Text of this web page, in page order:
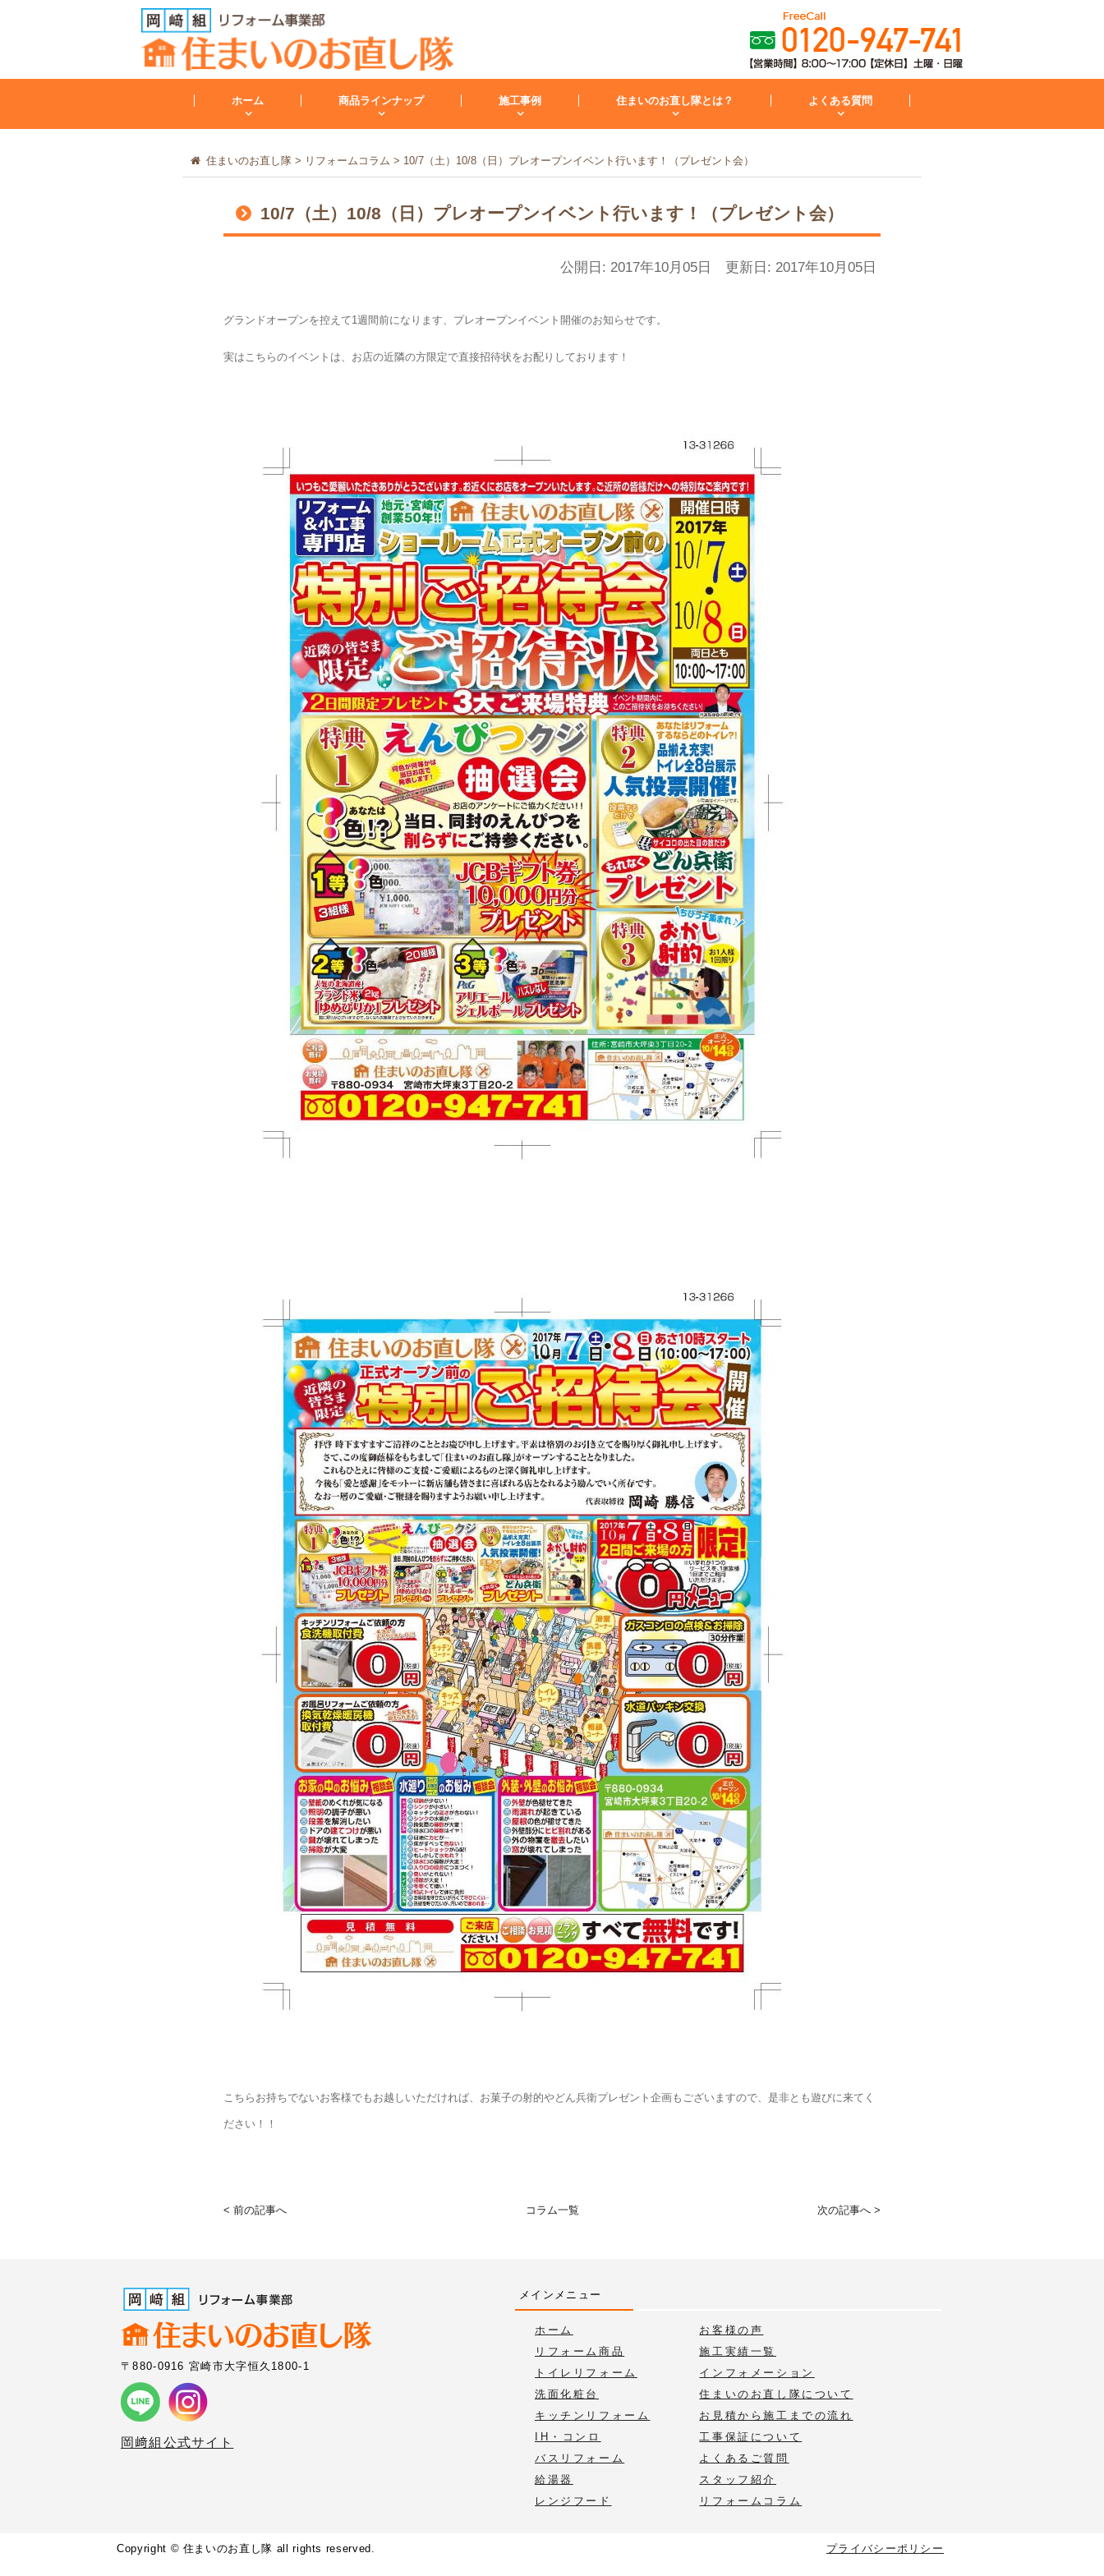
ホーム 商品ラインナップ
トイレリフォーム 洗面台 レンジフード IH・コンロ
給湯器 キッチンリフォーム
施工事例
トイレ キッチン バスルーム 洗面化粧台 コンロ
雨漏り 内装 外構・庭
住まいのお直し隊とは？
会社案内 スタッフ紹介 お客様の声 お見積から施工までの流れ
工事保証について リフォームコラム
よくある質問
住まいのお直し隊> リフォームコラム > 10/7（土）10/8（日）プレオープンイベント行います！（プレゼント会）
10/7（土）10/8（日）プレオープンイベント行います！（プレゼント会）
公開日: 2017年10月05日 更新日: 2017年10月05日
グランドオープンを控えて1週間前になります、プレオープンイベント開催のお知らせです。
実はこちらのイベントは、お店の近隣の方限定で直接招待状をお配りしております！
こちらお持ちでないお客様でもお越しいただければ、お菓子の射的やどん兵衛プレゼント企画もございますので、是非とも遊びに来てく
ださい！！
< 前の記事へ コラム一覧 次の記事へ >
〒880-0916 宮崎市大字恒久1800-1
岡﨑組公式サイト
メインメニュー
ホーム
リフォーム商品
トイレリフォーム
洗面化粧台
キッチンリフォーム
IH・コンロ
バスリフォーム
給湯器
レンジフード
お客様の声
施工実績一覧
インフォメーション
住まいのお直し隊について
お見積から施工までの流れ
工事保証について
よくあるご質問
スタッフ紹介
リフォームコラム
Copyright © 住まいのお直し隊 all rights reserved. プライバシーポリシー